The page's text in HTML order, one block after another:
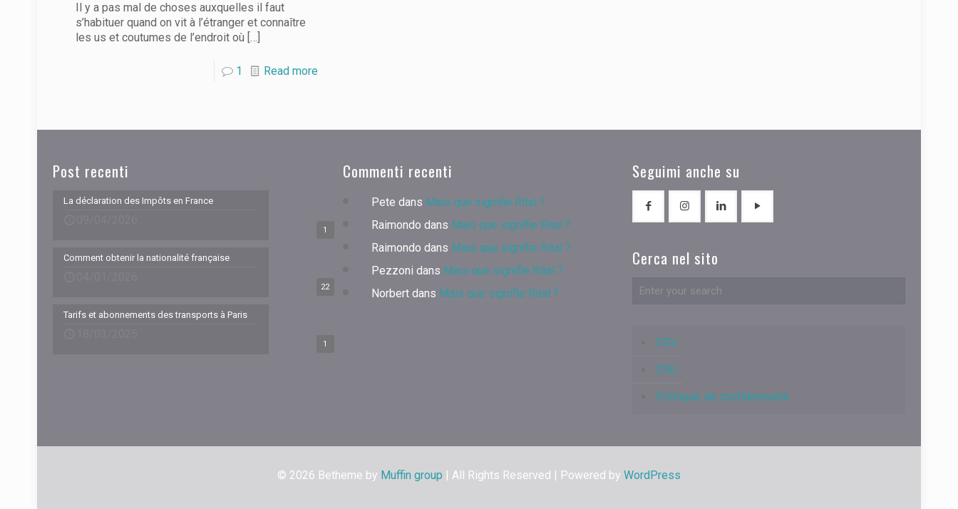
Il y a pas mal de choses auxquelles il faut
s’habituer quand on vit à l’étranger et connaître
les us et coutumes de l’endroit où […]
1 Read more
Post recenti
1
La déclaration des Impôts en France
22
Comment obtenir la nationalité française
1
Tarifs et abonnements des transports à Paris
Commenti recenti
Pete dans Mais que signifie Rital ?
Raimondo dans Mais que signifie Rital ?
Raimondo dans Mais que signifie Rital ?
Pezzoni dans Mais que signifie Rital ?
Norbertdans Mais que signifie Rital ?
Seguimi anche su
Cerca nel sito
CGV
CGU
Politique de confidentialité
© 2026 Betheme by Muffin group | All Rights Reserved | Powered by WordPress